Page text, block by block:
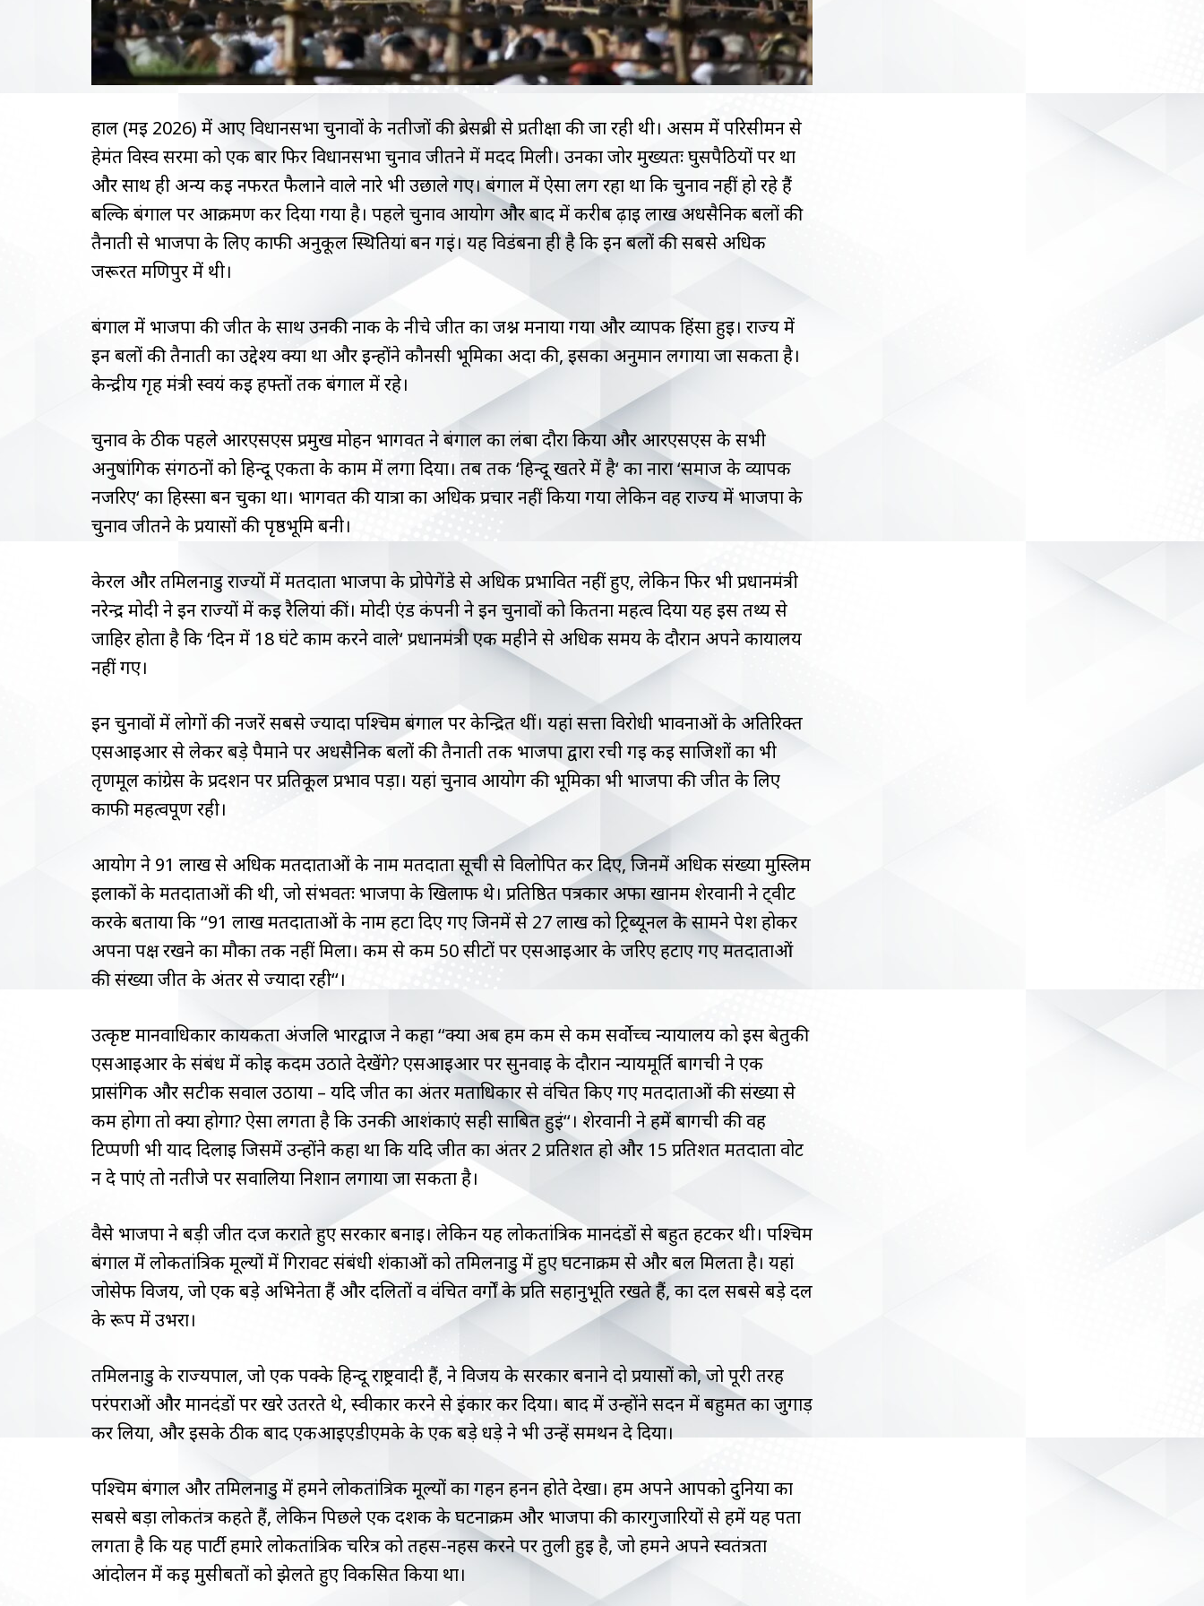
हाल (मई 2026) में आए विधानसभा चुनावों के नतीजों की ब्रेसब्री से प्रतीक्षा की जा रही थी। असम में परिसीमन से
हेमंत विस्व सरमा को एक बार फिर विधानसभा चुनाव जीतने में मदद मिली। उनका जोर मुख्यतः घुसपैठियों पर था
और साथ ही अन्य कई नफरत फैलाने वाले नारे भी उछाले गए। बंगाल में ऐसा लग रहा था कि चुनाव नहीं हो रहे हैं
बल्कि बंगाल पर आक्रमण कर दिया गया है। पहले चुनाव आयोग और बाद में करीब ढ़ाई लाख अर्धसैनिक बलों की
तैनाती से भाजपा के लिए काफी अनुकूल स्थितियां बन गईं। यह विडंबना ही है कि इन बलों की सबसे अधिक
जरूरत मणिपुर में थी।
बंगाल में भाजपा की जीत के साथ उनकी नाक के नीचे जीत का जश्न मनाया गया और व्यापक हिंसा हुई। राज्य में
इन बलों की तैनाती का उद्देश्य क्या था और इन्होंने कौनसी भूमिका अदा की, इसका अनुमान लगाया जा सकता है।
केन्द्रीय गृह मंत्री स्वयं कई हफ्तों तक बंगाल में रहे।
चुनाव के ठीक पहले आरएसएस प्रमुख मोहन भागवत ने बंगाल का लंबा दौरा किया और आरएसएस के सभी
अनुषांगिक संगठनों को हिन्दू एकता के काम में लगा दिया। तब तक ‘हिन्दू खतरे में है‘ का नारा ‘समाज के व्यापक
नजरिए‘ का हिस्सा बन चुका था। भागवत की यात्रा का अधिक प्रचार नहीं किया गया लेकिन वह राज्य में भाजपा के
चुनाव जीतने के प्रयासों की पृष्ठभूमि बनी।
केरल और तमिलनाडु राज्यों में मतदाता भाजपा के प्रोपेगेंडे से अधिक प्रभावित नहीं हुए, लेकिन फिर भी प्रधानमंत्री
नरेन्द्र मोदी ने इन राज्यों में कई रैलियां कीं। मोदी एंड कंपनी ने इन चुनावों को कितना महत्व दिया यह इस तथ्य से
जाहिर होता है कि ‘दिन में 18 घंटे काम करने वाले‘ प्रधानमंत्री एक महीने से अधिक समय के दौरान अपने कार्यालय
नहीं गए।
इन चुनावों में लोगों की नजरें सबसे ज्यादा पश्चिम बंगाल पर केन्द्रित थीं। यहां सत्ता विरोधी भावनाओं के अतिरिक्त
एसआईआर से लेकर बड़े पैमाने पर अर्धसैनिक बलों की तैनाती तक भाजपा द्वारा रची गई कई साजिशों का भी
तृणमूल कांग्रेस के प्रदर्शन पर प्रतिकूल प्रभाव पड़ा। यहां चुनाव आयोग की भूमिका भी भाजपा की जीत के लिए
काफी महत्वपूर्ण रही।
आयोग ने 91 लाख से अधिक मतदाताओं के नाम मतदाता सूची से विलोपित कर दिए, जिनमें अधिक संख्या मुस्लिम
इलाकों के मतदाताओं की थी, जो संभवतः भाजपा के खिलाफ थे। प्रतिष्ठित पत्रकार अर्फा खानम शेरवानी ने ट्वीट
करके बताया कि ‘‘91 लाख मतदाताओं के नाम हटा दिए गए जिनमें से 27 लाख को ट्रिब्यूनल के सामने पेश होकर
अपना पक्ष रखने का मौका तक नहीं मिला। कम से कम 50 सीटों पर एसआईआर के जरिए हटाए गए मतदाताओं
की संख्या जीत के अंतर से ज्यादा रही‘‘।
उत्कृष्ट मानवाधिकार कार्यकर्ता अंजलि भारद्वाज ने कहा ‘‘क्या अब हम कम से कम सर्वोच्च न्यायालय को इस बेतुकी
एसआईआर के संबंध में कोई कदम उठाते देखेंगे? एसआईआर पर सुनवाई के दौरान न्यायमूर्ति बागची ने एक
प्रासंगिक और सटीक सवाल उठाया – यदि जीत का अंतर मताधिकार से वंचित किए गए मतदाताओं की संख्या से
कम होगा तो क्या होगा? ऐसा लगता है कि उनकी आशंकाएं सही साबित हुईं‘‘। शेरवानी ने हमें बागची की वह
टिप्पणी भी याद दिलाई जिसमें उन्होंने कहा था कि यदि जीत का अंतर 2 प्रतिशत हो और 15 प्रतिशत मतदाता वोट
न दे पाएं तो नतीजे पर सवालिया निशान लगाया जा सकता है।
वैसे भाजपा ने बड़ी जीत दर्ज कराते हुए सरकार बनाई। लेकिन यह लोकतांत्रिक मानदंडों से बहुत हटकर थी। पश्चिम
बंगाल में लोकतांत्रिक मूल्यों में गिरावट संबंधी शंकाओं को तमिलनाडु में हुए घटनाक्रम से और बल मिलता है। यहां
जोसेफ विजय, जो एक बड़े अभिनेता हैं और दलितों व वंचित वर्गों के प्रति सहानुभूति रखते हैं, का दल सबसे बड़े दल
के रूप में उभरा।
तमिलनाडु के राज्यपाल, जो एक पक्के हिन्दू राष्ट्रवादी हैं, ने विजय के सरकार बनाने दो प्रयासों को, जो पूरी तरह
परंपराओं और मानदंडों पर खरे उतरते थे, स्वीकार करने से इंकार कर दिया। बाद में उन्होंने सदन में बहुमत का जुगाड़
कर लिया, और इसके ठीक बाद एकआईएडीएमके के एक बड़े धड़े ने भी उन्हें समर्थन दे दिया।
पश्चिम बंगाल और तमिलनाडु में हमने लोकतांत्रिक मूल्यों का गहन हनन होते देखा। हम अपने आपको दुनिया का
सबसे बड़ा लोकतंत्र कहते हैं, लेकिन पिछले एक दशक के घटनाक्रम और भाजपा की कारगुजारियों से हमें यह पता
लगता है कि यह पार्टी हमारे लोकतांत्रिक चरित्र को तहस-नहस करने पर तुली हुई है, जो हमने अपने स्वतंत्रता
आंदोलन में कई मुसीबतों को झेलते हुए विकसित किया था।